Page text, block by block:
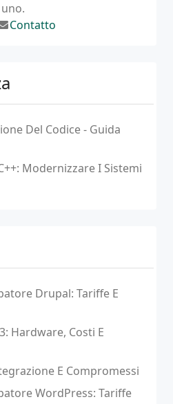
uno.
Contatto
Del Codice - Guida
Modernizzare I Sistemi
Drupal: Tariffe E
Hardware, Costi E
E Compromessi
WordPress: Tariffe